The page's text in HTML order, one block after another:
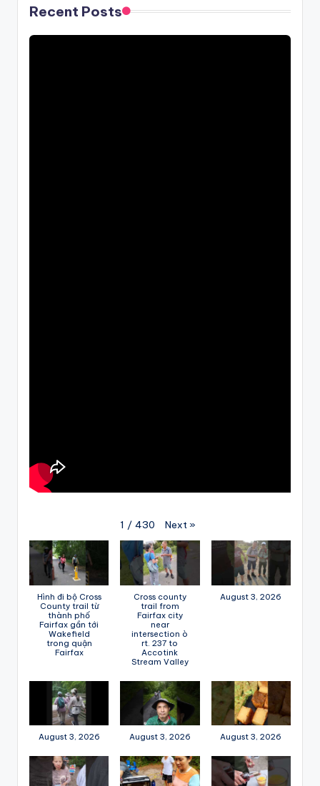
Recent Posts
1 / 430 Next »
Hình đi bộ Cross
County trail từ
thành phố
Fairfax gần tới
Wakefield
trong quận
Fairfax
Cross county
trail from
Fairfax city
near
intersection ò
rt. 237 to
Accotink
Stream Valley
August 3, 2026
August 3, 2026 August 3, 2026 August 3, 2026